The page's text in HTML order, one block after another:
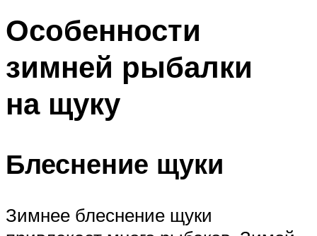
Особенности
зимней рыбалки
на щуку
Блеснение щуки
Зимнее блеснение щуки